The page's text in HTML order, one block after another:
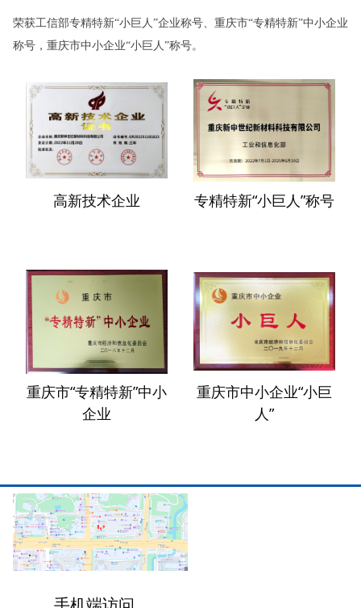
荣获工信部专精特新“小巨人”企业称号、重庆市“专精特新”中小企业
称号，重庆市中小企业“小巨人”称号。
高新技术企业 专精特新“小巨人”称号
重庆市“专精特新”中小
企业
重庆市中小企业“小巨
人”